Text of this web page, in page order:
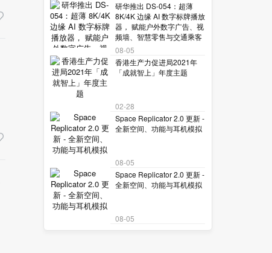
研华推出 DS-054：超薄
8K/4K 边缘 AI 数字标牌播放
器， 赋能户外数字广告、视
频墙、智慧零售与交通乘客
信息系
08-05
香港生产力促进局2021年
「成就智上」年度主题
02-28
Space Replicator 2.0 更新 -
全新空间、功能与耳机模拟
08-05
Space Replicator 2.0 更新 -
全新空间、功能与耳机模拟
08-05